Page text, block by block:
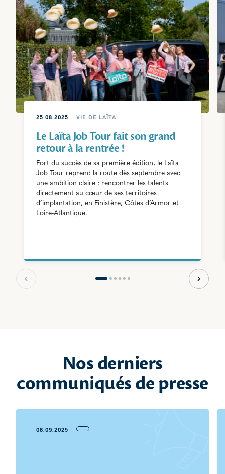
25.08.2025 VIE DE LAÏTA
Le Laïta Job Tour fait son grand
retour à la rentrée !
Fort du succès de sa première édition, le Laïta
Job Tour reprend la route dès septembre avec
une ambition claire : rencontrer les talents
directement au cœur de ses territoires
d’implantation, en Finistère, Côtes d’Armor et
Loire-Atlantique.
Slide précédente Slide
Nos derniers
communiqués de presse
08.09.2025